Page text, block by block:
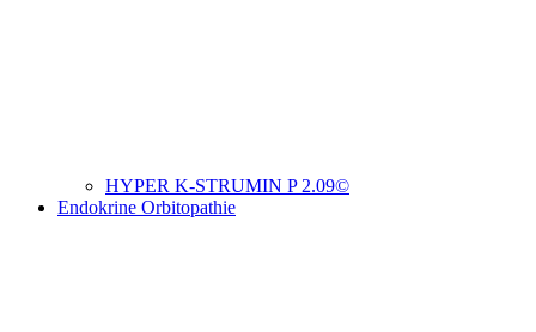
HYPER K-STRUMIN P 2.09©
Endokrine Orbitopathie